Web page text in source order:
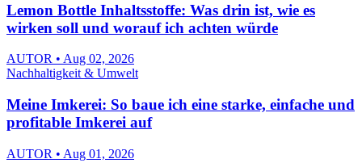
Lemon Bottle Inhaltsstoffe: Was drin ist, wie es
wirken soll und worauf ich achten würde
AUTOR • Aug 02, 2026
Nachhaltigkeit & Umwelt
Meine Imkerei: So baue ich eine starke, einfache und
profitable Imkerei auf
AUTOR • Aug 01, 2026